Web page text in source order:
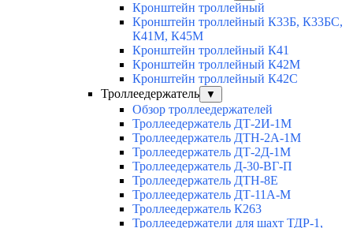
Кронштейн троллейный
Кронштейн троллейный К33Б, К33БС,
К41М, К45М
Кронштейн троллейный К41
Кронштейн троллейный К42М
Кронштейн троллейный К42С
Троллеедержатель
▼
Обзор троллеедержателей
Троллеедержатель ДТ-2И-1М
Троллеедержатель ДТН-2А-1М
Троллеедержатель ДТ-2Д-1М
Троллеедержатель Д-30-ВГ-П
Троллеедержатель ДТН-8Е
Троллеедержатель ДТ-11А-М
Троллеедержатель К263
Троллеедержатели для шахт ТДР-1,